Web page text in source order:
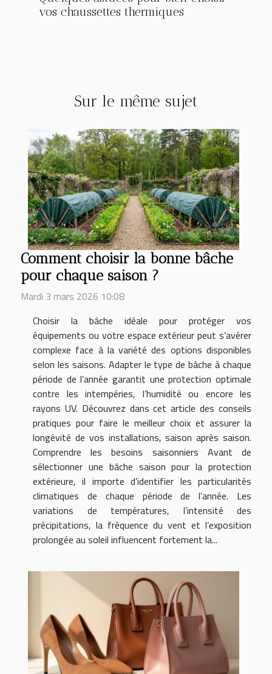
vos chaussettes thermiques
Sur le même sujet
Comment choisir la bonne bâche
pour chaque saison ?
Mardi 3 mars 2026 10:08
Choisir la bâche idéale pour protéger vos
équipements ou votre espace extérieur peut s’avérer
complexe face à la variété des options disponibles
selon les saisons. Adapter le type de bâche à chaque
période de l’année garantit une protection optimale
contre les intempéries, l’humidité ou encore les
rayons UV. Découvrez dans cet article des conseils
pratiques pour faire le meilleur choix et assurer la
longévité de vos installations, saison après saison.
Comprendre les besoins saisonniers Avant de
sélectionner une bâche saison pour la protection
extérieure, il importe d’identifier les particularités
climatiques de chaque période de l’année. Les
variations de températures, l’intensité des
précipitations, la fréquence du vent et l’exposition
prolongée au soleil influencent fortement la...